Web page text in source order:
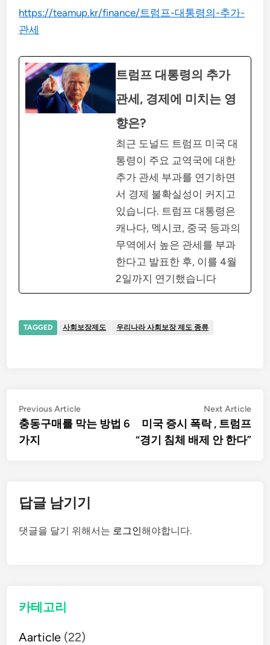
https://teamup.kr/finance/트럼프-대통령의-추가-
관세
트럼프 대통령의 추가
관세, 경제에 미치는 영
향은?
최근 도널드 트럼프 미국 대
통령이 주요 교역국에 대한
추가 관세 부과를 연기하면
서 경제 불확실성이 커지고
있습니다. 트럼프 대통령은
캐나다, 멕시코, 중국 등과의
무역에서 높은 관세를 부과
한다고 발표한 후, 이를 4월
2일까지 연기했습니다
TAGGED 사회보장제도 우리나라 사회보장 제도 종류
글
탐
Previous ArticlePrevious
article:
충동구매를 막는 방법 6
가지
Next Article
미국 증시 폭락 , 트럼프
“경기 침체 배제 안 한다”
답글 남기기
댓글을 달기 위해서는 로그인해야합니다.
카테고리
Aarticle (22)